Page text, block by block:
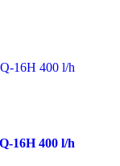
16H 400 l/h